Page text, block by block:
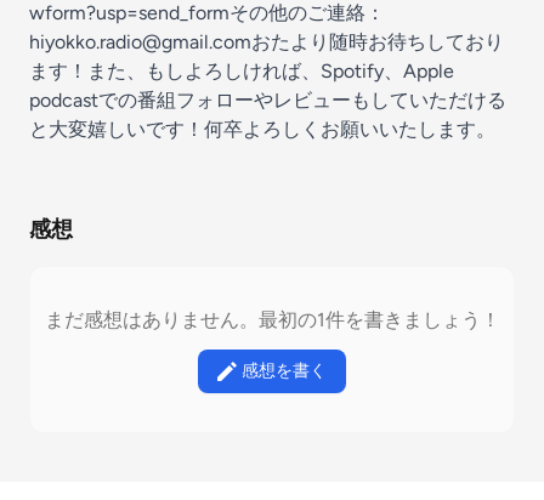
wform?usp=send_formその他のご連絡：
hiyokko.radio@gmail.comおたより随時お待ちしており
ます！また、もしよろしければ、Spotify、Apple
podcastでの番組フォローやレビューもしていただける
と大変嬉しいです！何卒よろしくお願いいたします。
感想
まだ感想はありません。最初の1件を書きましょう！
感想を書く